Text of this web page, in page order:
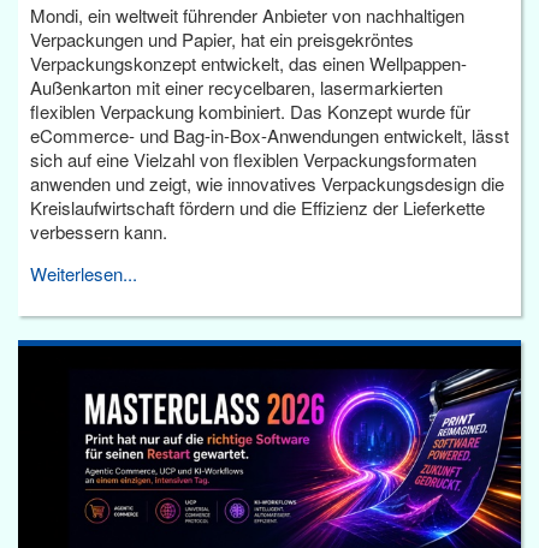
Mondi, ein weltweit führender Anbieter von nachhaltigen
Verpackungen und Papier, hat ein preisgekröntes
Verpackungskonzept entwickelt, das einen Wellpappen-
Außenkarton mit einer recycelbaren, lasermarkierten
flexiblen Verpackung kombiniert. Das Konzept wurde für
eCommerce- und Bag-in-Box-Anwendungen entwickelt, lässt
sich auf eine Vielzahl von flexiblen Verpackungsformaten
anwenden und zeigt, wie innovatives Verpackungsdesign die
Kreislaufwirtschaft fördern und die Effizienz der Lieferkette
verbessern kann.
Weiterlesen...